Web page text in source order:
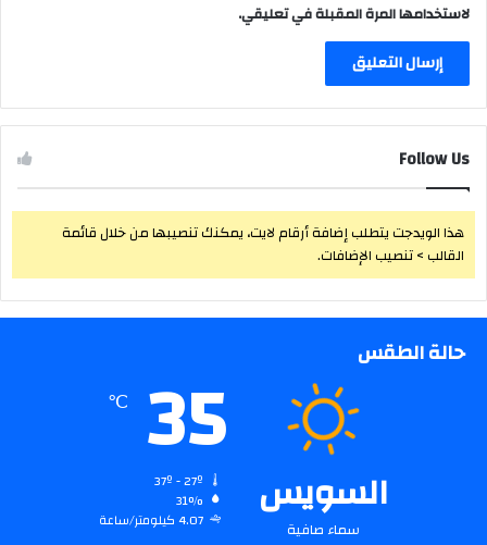
لاستخدامها المرة المقبلة في تعليقي.
Follow Us
هذا الويدجت يتطلب إضافة أرقام لايت، يمكنك تنصيبها من خلال قائمة
القالب > تنصيب الإضافات.
حالة الطقس
السويس
سماء صافية
35
℃
31%
4.07 كيلومتر/ساعة